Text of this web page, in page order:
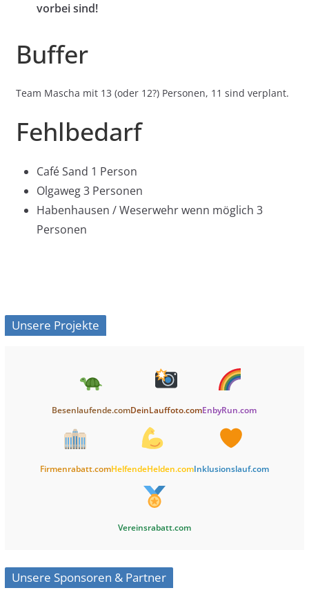
vorbei sind!
Buffer
Team Mascha mit 13 (oder 12?) Personen, 11 sind verplant.
Fehlbedarf
Café Sand 1 Person
Olgaweg 3 Personen
Habenhausen / Weserwehr wenn möglich 3
Personen
Unsere Projekte
Besenlaufende.comDeinLauffoto.comEnbyRun.com
Firmenrabatt.comHelfendeHelden.comInklusionslauf.com
Vereinsrabatt.com
Unsere Sponsoren & Partner